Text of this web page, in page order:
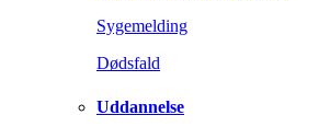
Sygemelding
Dødsfald
Uddannelse